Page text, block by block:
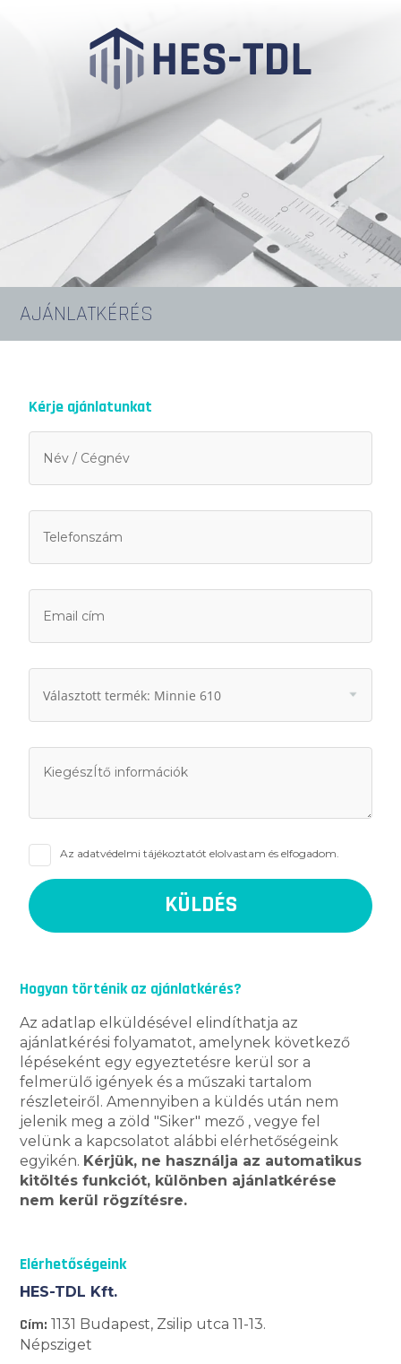
AJÁNLATKÉRÉS
Kérje ajánlatunkat
Az adatvédelmi tájékoztatót elolvastam és elfogadom.
Hogyan történik az ajánlatkérés?
Az adatlap elküldésével elindíthatja az
ajánlatkérési folyamatot, amelynek következő
lépéseként egy egyeztetésre kerül sor a
felmerülő igények és a műszaki tartalom
részleteiről. Amennyiben a küldés után nem
jelenik meg a zöld "Siker" mező , vegye fel
velünk a kapcsolatot alábbi elérhetőségeink
egyikén. Kérjük, ne használja az automatikus
kitöltés funkciót, különben ajánlatkérése
nem kerül rögzítésre.
Elérhetőségeink
HES-TDL Kft.
Cím: 1131 Budapest, Zsilip utca 11-13.
Népsziget